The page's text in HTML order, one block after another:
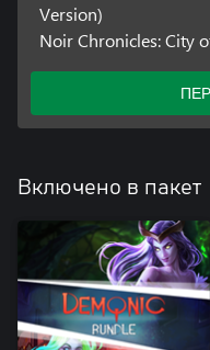
Version)
Noir Chronicles: City
Включено в пакет